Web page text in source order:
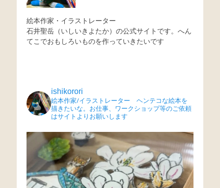
シ
ョ
ン
絵本作家・イラストレーター
石井聖岳（いしいきよたか）の公式サイトです。へん
てこでおもしろいものを作っていきたいです
ishikorori
絵本作家/イラストレーター ヘンテコな絵本を
描きたいな。お仕事、ワークショップ等のご依頼
はサイトよりお願いします